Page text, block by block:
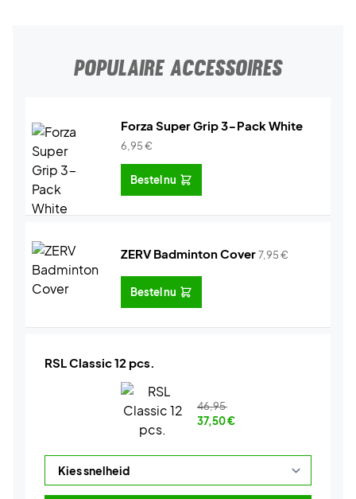
POPULAIRE ACCESSOIRES
Forza Super Grip 3-Pack White
6,95€
Bestel nu
ZERV Badminton Cover7,95€
Bestel nu
RSL Classic 12 pcs.
46,95
37,50€